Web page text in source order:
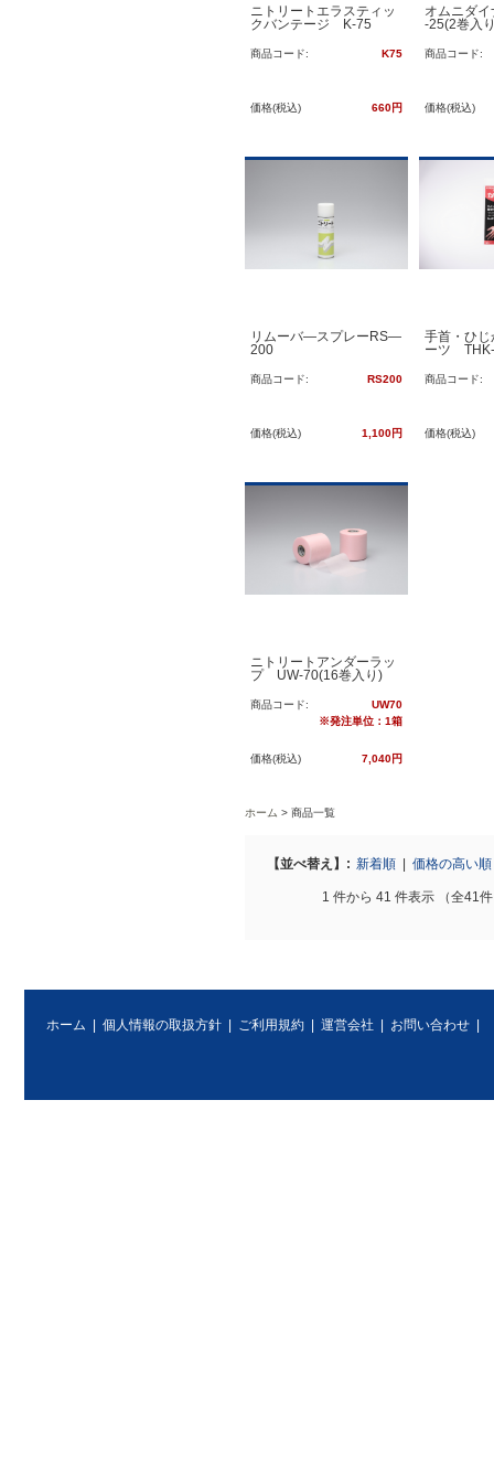
ニトリートエラスティッ
クバンテージ K-75
商品コード: K75
価格(税込) 660円
オムニダ
-25(2巻入
商品コード:
価格(税込)
リムーバ—スプレーRS—
200
商品コード: RS200
価格(税込) 1,100円
手首・ひ
ーツ
商品コード:
価格(税込)
ニトリートアンダーラッ
プ UW-70(16巻入り)
商品コード:
UW70
※発注単位：1箱
価格(税込) 7,040円
ホーム 商品一覧
【並べ替え】: 新着順 価格の高い順
1 件から 41 件表示 （全41
ホーム 個人情報の取扱方針 ご利用規約 運営会社 お問い合わせ